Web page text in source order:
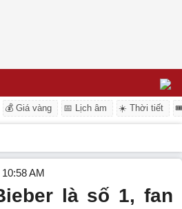
💰 Giá vàng 📅 Lịch âm ☀️ Thời tiết
AM
là số 1, fan